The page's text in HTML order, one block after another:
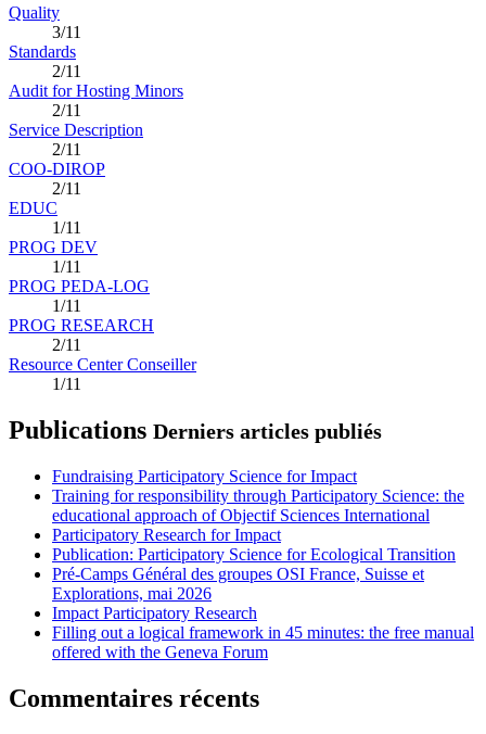
Quality
3/11
Standards
2/11
Audit for Hosting Minors
2/11
Service Description
2/11
COO-DIROP
2/11
EDUC
1/11
PROG DEV
1/11
PROG PEDA-LOG
1/11
PROG RESEARCH
2/11
Resource Center Conseiller
1/11
Publications Derniers articles publiés
Fundraising Participatory Science for Impact
Training for responsibility through Participatory Science: the
educational approach of Objectif Sciences International
Participatory Research for Impact
Publication: Participatory Science for Ecological Transition
Pré-Camps Général des groupes OSI France, Suisse et
Explorations, mai 2026
Impact Participatory Research
Filling out a logical framework in 45 minutes: the free manual
offered with the Geneva Forum
Commentaires récents